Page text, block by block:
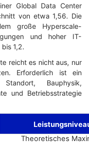
Global Data Center
von etwa 1,56. Die
große Hyperscale-
und hoher IT-
1,2.
reicht es nicht aus, nur
Erforderlich ist ein
Standort, Bauphysik,
und Betriebsstrategie
Theoretisches